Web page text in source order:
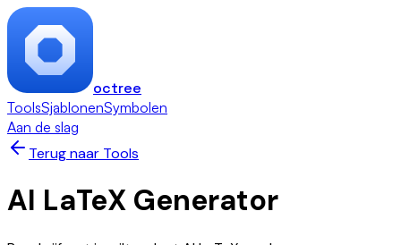
octree
ToolsSjablonenSymbolen
Aan de slag
Terug naar Tools
AI LaTeX Generator